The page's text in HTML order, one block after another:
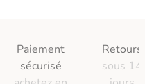
Paiement
sécurisé
Retours
sous 14